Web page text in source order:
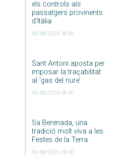
els controls als
passatgers provinents
d’Itàlia
09/08/2026 08:45
Sant Antoni aposta per
imposar la traçabilitat
al ‘gas del riure’
09/08/2026 08:42
Sa Berenada, una
tradició molt viva a les
Festes de la Terra
09/08/2026 08:42